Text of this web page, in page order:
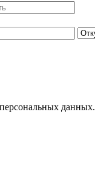
данных.